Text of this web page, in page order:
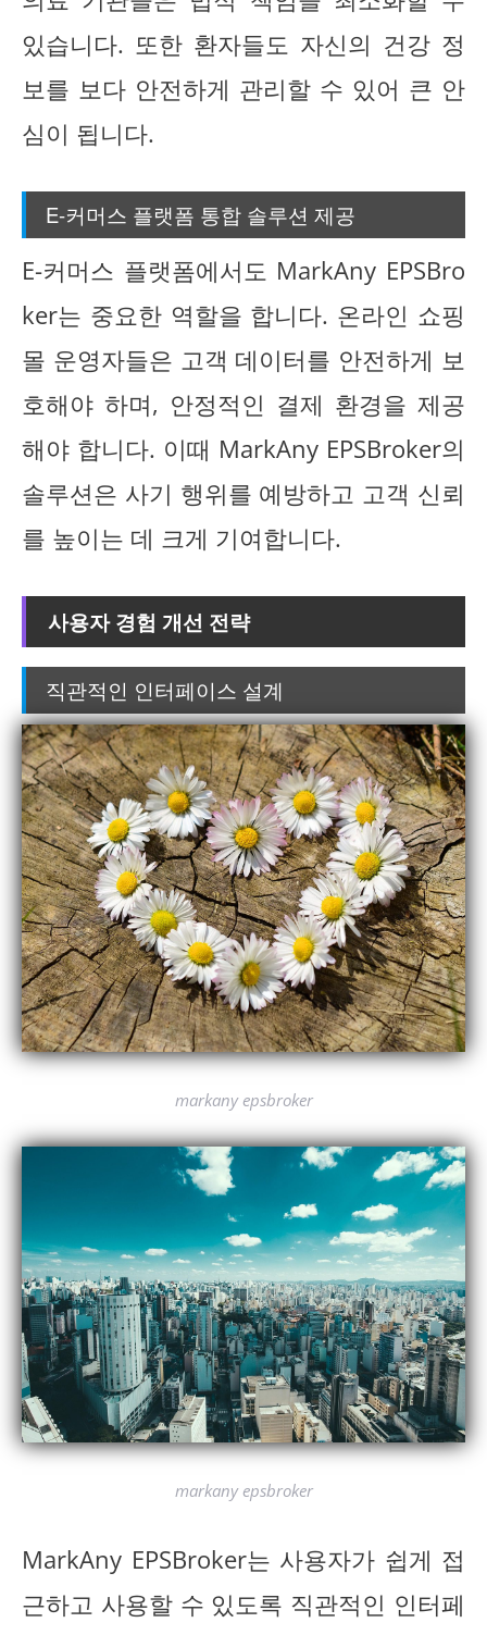
있습니다. 또한 환자들도 자신의 건강 정
보를 보다 안전하게 관리할 수 있어 큰 안
심이 됩니다.
E-커머스 플랫폼 통합 솔루션 제공
E-커머스 플랫폼에서도 MarkAny EPSBro
ker는 중요한 역할을 합니다. 온라인 쇼핑
몰 운영자들은 고객 데이터를 안전하게 보
호해야 하며, 안정적인 결제 환경을 제공
해야 합니다. 이때 MarkAny EPSBroker의
솔루션은 사기 행위를 예방하고 고객 신뢰
를 높이는 데 크게 기여합니다.
사용자 경험 개선 전략
직관적인 인터페이스 설계
markany epsbroker
markany epsbroker
MarkAny EPSBroker는 사용자가 쉽게 접
근하고 사용할 수 있도록 직관적인 인터페